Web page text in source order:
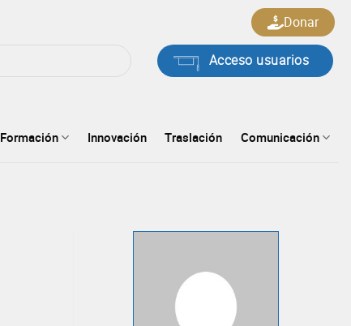
Acceso usuarios
Donar
Formación Innovación Traslación Comunicación